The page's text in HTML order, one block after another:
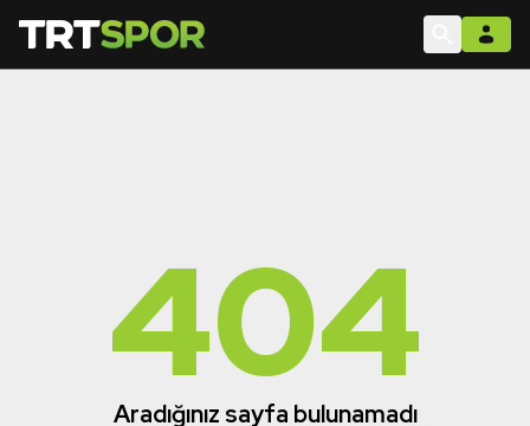
404
Aradığınız sayfa bulunamadı